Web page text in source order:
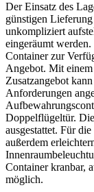
Der Einsatz des
günstigen
unkompliziert
eingeräumt
Container zur
Angebot. Mit
Zusatzangebot
Anforderungen
Doppelflügeltür.
ausgestattet. Für
außerdem
Container kranbar,
möglich.